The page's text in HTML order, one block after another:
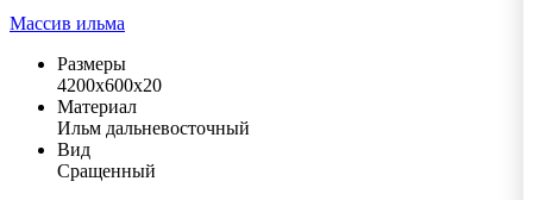
Массив ильма
Размеры
4200х600х20
Материал
Ильм дальневосточный
Вид
Сращенный